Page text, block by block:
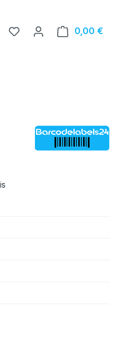
0,00 €